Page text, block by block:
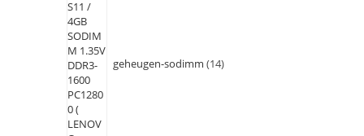
geheugen-sodimm 14